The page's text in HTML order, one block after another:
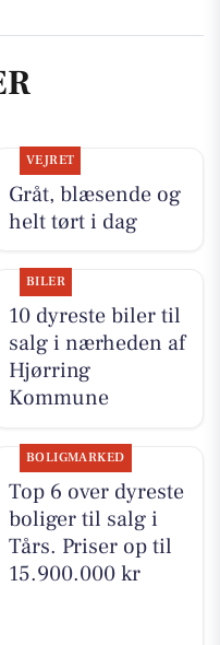
VEJRET
Gråt, blæsende og
helt tørt i dag
BILER
10 dyreste biler til
salg i nærheden af
Hjørring
Kommune
BOLIGMARKED
Top 6 over dyreste
boliger til salg i
Tårs. Priser op til
15.900.000 kr